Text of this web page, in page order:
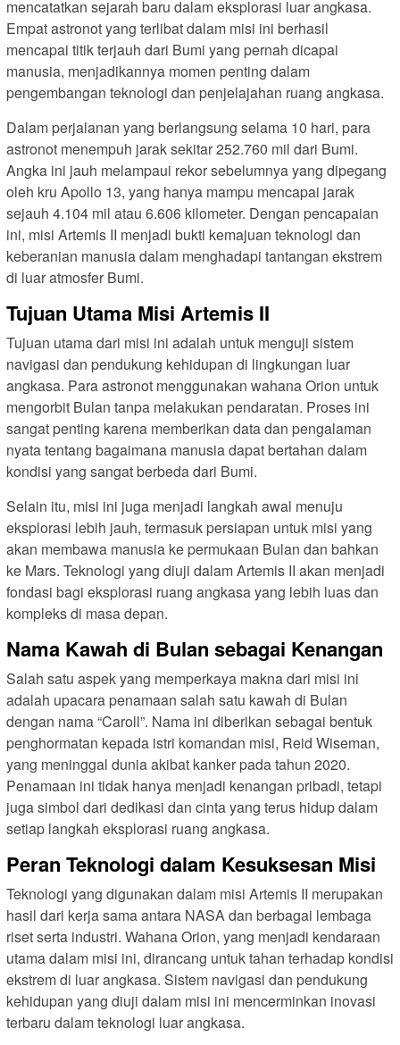
mencatatkan sejarah baru dalam eksplorasi luar angkasa.
Empat astronot yang terlibat dalam misi ini berhasil
mencapai titik terjauh dari Bumi yang pernah dicapai
manusia, menjadikannya momen penting dalam
pengembangan teknologi dan penjelajahan ruang angkasa.
Dalam perjalanan yang berlangsung selama 10 hari, para
astronot menempuh jarak sekitar 252.760 mil dari Bumi.
Angka ini jauh melampaui rekor sebelumnya yang dipegang
oleh kru Apollo 13, yang hanya mampu mencapai jarak
sejauh 4.104 mil atau 6.606 kilometer. Dengan pencapaian
ini, misi Artemis II menjadi bukti kemajuan teknologi dan
keberanian manusia dalam menghadapi tantangan ekstrem
di luar atmosfer Bumi.
Tujuan Utama Misi Artemis II
Tujuan utama dari misi ini adalah untuk menguji sistem
navigasi dan pendukung kehidupan di lingkungan luar
angkasa. Para astronot menggunakan wahana Orion untuk
mengorbit Bulan tanpa melakukan pendaratan. Proses ini
sangat penting karena memberikan data dan pengalaman
nyata tentang bagaimana manusia dapat bertahan dalam
kondisi yang sangat berbeda dari Bumi.
Selain itu, misi ini juga menjadi langkah awal menuju
eksplorasi lebih jauh, termasuk persiapan untuk misi yang
akan membawa manusia ke permukaan Bulan dan bahkan
ke Mars. Teknologi yang diuji dalam Artemis II akan menjadi
fondasi bagi eksplorasi ruang angkasa yang lebih luas dan
kompleks di masa depan.
Nama Kawah di Bulan sebagai Kenangan
Salah satu aspek yang memperkaya makna dari misi ini
adalah upacara penamaan salah satu kawah di Bulan
dengan nama “Caroll”. Nama ini diberikan sebagai bentuk
penghormatan kepada istri komandan misi, Reid Wiseman,
yang meninggal dunia akibat kanker pada tahun 2020.
Penamaan ini tidak hanya menjadi kenangan pribadi, tetapi
juga simbol dari dedikasi dan cinta yang terus hidup dalam
setiap langkah eksplorasi ruang angkasa.
Peran Teknologi dalam Kesuksesan Misi
Teknologi yang digunakan dalam misi Artemis II merupakan
hasil dari kerja sama antara NASA dan berbagai lembaga
riset serta industri. Wahana Orion, yang menjadi kendaraan
utama dalam misi ini, dirancang untuk tahan terhadap kondisi
ekstrem di luar angkasa. Sistem navigasi dan pendukung
kehidupan yang diuji dalam misi ini mencerminkan inovasi
terbaru dalam teknologi luar angkasa.